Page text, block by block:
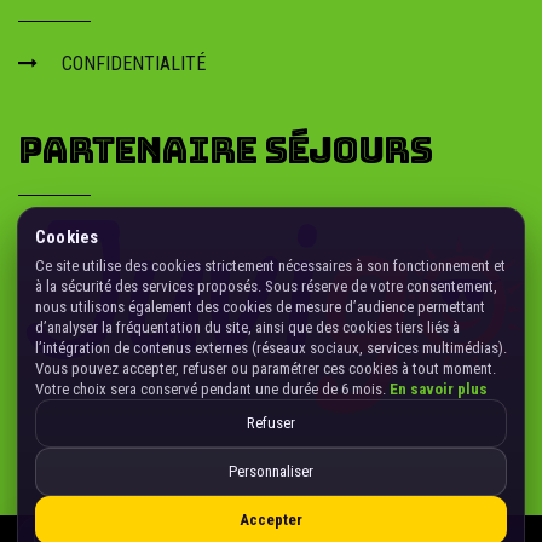
CONFIDENTIALITÉ
PARTENAIRE SÉJOURS
Cookies
Ce site utilise des cookies strictement nécessaires à son fonctionnement et
à la sécurité des services proposés. Sous réserve de votre consentement,
nous utilisons également des cookies de mesure d’audience permettant
d’analyser la fréquentation du site, ainsi que des cookies tiers liés à
l’intégration de contenus externes (réseaux sociaux, services multimédias).
Vous pouvez accepter, refuser ou paramétrer ces cookies à tout moment.
Votre choix sera conservé pendant une durée de 6 mois. En savoir plus
Refuser
Personnaliser
Accepter
Gérer les cookies